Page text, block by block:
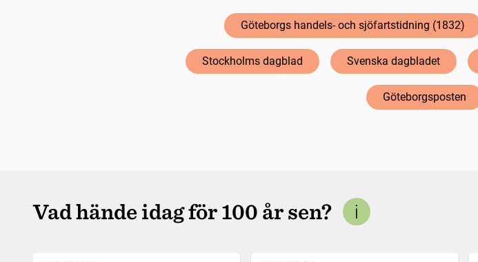
Göteborgs handels- och sjöfartstidning (1832)
Stockholms dagblad Svenska dagbladet
Göteborgsposten
Vad hände idag för 100 år sen?